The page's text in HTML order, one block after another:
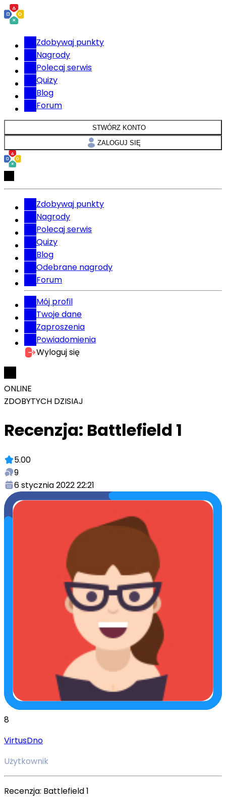
Zdobywaj punkty
Nagrody
Polecaj serwis
Quizy
Blog
Forum
STWÓRZ KONTO
ZALOGUJ SIĘ
Zdobywaj punkty
Nagrody
Polecaj serwis
Quizy
Blog
Odebrane nagrody
Forum
Mój profil
Twoje dane
Zaproszenia
Powiadomienia
Wyloguj się
ONLINE
ZDOBYTYCH DZISIAJ
Recenzja: Battlefield 1
5.00
9
6 stycznia 2022 22:21
8
VirtusDno
Użytkownik
Recenzja: Battlefield 1